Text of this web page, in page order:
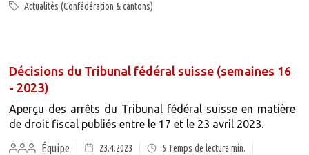
Actualités (Confédération & cantons)
Décisions du Tribunal fédéral suisse (semaines 16
- 2023)
Aperçu des arrêts du Tribunal fédéral suisse en matière
de droit fiscal publiés entre le 17 et le 23 avril 2023.
Équipe
23.4.2023 5 Temps de lecture min.